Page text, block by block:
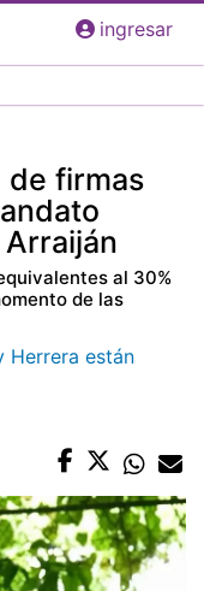
ingresar
de firmas
al 30%
de las
Herrera están